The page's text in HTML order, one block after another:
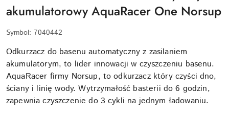
akumulatorowy AquaRacer One Norsup
Symbol: 7040442
Odkurzacz do basenu automatyczny z zasilaniem
akumulatorym, to lider innowacji w czyszczeniu basenu.
AquaRacer firmy Norsup, to odkurzacz który czyści dno,
ściany i linię wody. Wytrzymałość basterii do 6 godzin,
zapewnia czyszczenie do 3 cykli na jednym ładowaniu.